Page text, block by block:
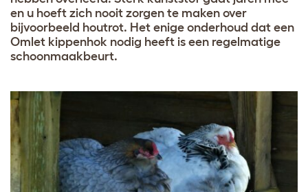
en u hoeft zich nooit zorgen te maken over
bijvoorbeeld houtrot. Het enige onderhoud dat een
Omlet kippenhok nodig heeft is een regelmatige
schoonmaakbeurt.